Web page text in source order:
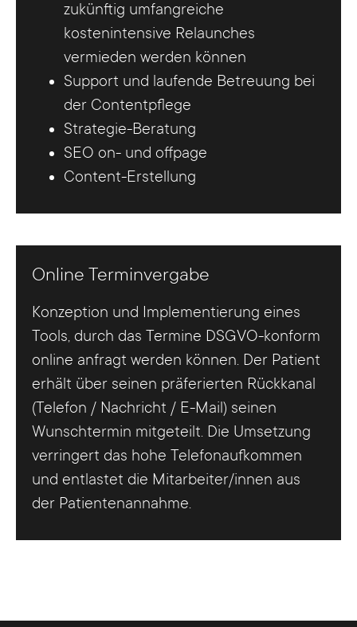
zukünftig umfangreiche
kostenintensive Relaunches
vermieden werden können
Support und laufende Betreuung bei
der Contentpflege
Strategie-Beratung
SEO on- und offpage
Content-Erstellung
Online Terminvergabe
Konzeption und Implementierung eines
Tools, durch das Termine DSGVO-konform
online anfragt werden können. Der Patient
erhält über seinen präferierten Rückkanal
(Telefon / Nachricht / E-Mail) seinen
Wunschtermin mitgeteilt. Die Umsetzung
verringert das hohe Telefonaufkommen
und entlastet die Mitarbeiter/innen aus
der Patientenannahme.